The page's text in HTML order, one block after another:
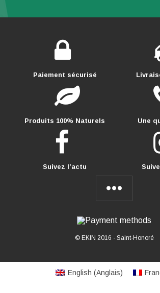
Paiement sécurisé
Produits 100% Naturels Une
Suivez l’actu
© EKIN 2016 - Saint-Honoré
English (Anglais)